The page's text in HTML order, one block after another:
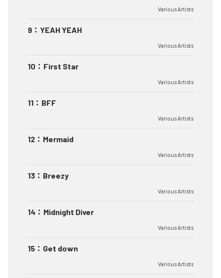
Various Artists
9 ： YEAH YEAH
Various Artists
10 ： First Star
Various Artists
11 ： BFF
Various Artists
12 ： Mermaid
Various Artists
13 ： Breezy
Various Artists
14 ： Midnight Diver
Various Artists
15 ： Get down
Various Artists